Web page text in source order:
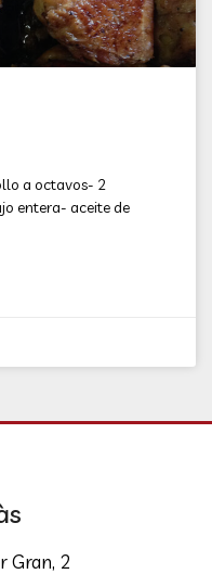
a octavos- 2
entera- aceite de
Gran, 2